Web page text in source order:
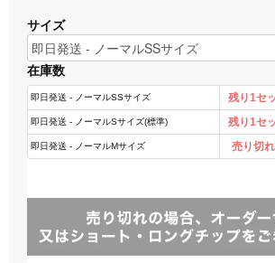
サイズ
在庫数